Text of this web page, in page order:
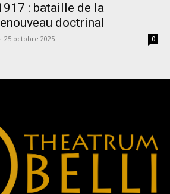
: bataille de la
doctrinal
- 25 octobre 2025 0